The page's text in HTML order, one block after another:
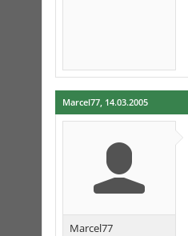
Marcel77, 14.03.2005
Marcel77